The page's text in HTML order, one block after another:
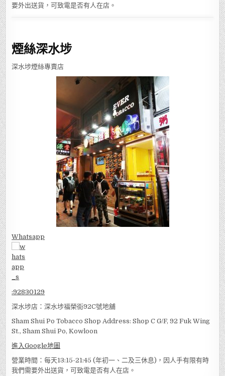
要外出送貨，可致電是否有人在店。
煙絲深水埗
深水埗煙絲專賣店
Whatsapp
:92830129
深水埗店：深水埗福榮街92C號地舖
Sham Shui Po Tobacco Shop Address: Shop C G/F, 92 Fuk Wing
St., Sham Shui Po, Kowloon
進入Google地圖
營業時間：每天13:15-21:45 (年初一、二及三休息)，因人手有限有時
我們需要外出送貨，可致電是否有人在店。